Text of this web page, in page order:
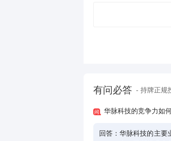
有问必答 - 持牌正规
华脉科技的竞争力如
回答： 华脉科技的主要